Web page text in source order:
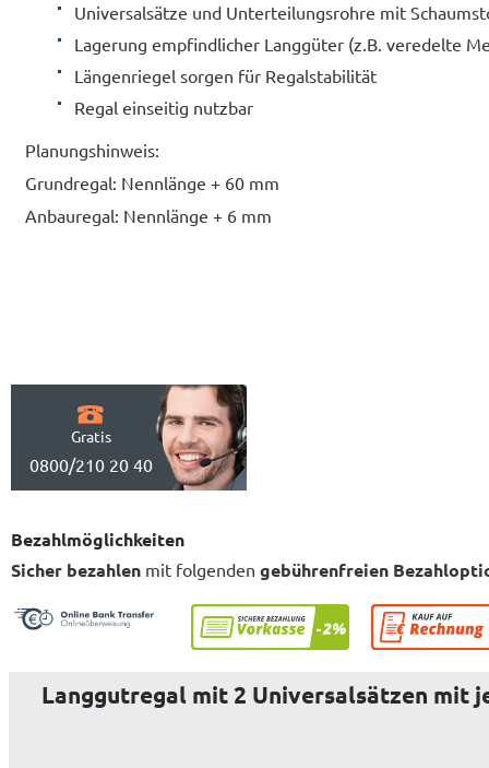
Universalsätze und Unterteilungsrohre mit
Lagerung empfindlicher Langgüter (z.B. veredelte
Längenriegel sorgen für Regalstabilität
Regal einseitig nutzbar
Planungshinweis:
Grundregal: Nennlänge + 60 mm
Anbauregal: Nennlänge + 6 mm
Gratis
0800/210 20 40
Bezahlmöglichkeiten
Sicher bezahlen mit folgenden gebührenfreien
Langgutregal mit 2 Universalsätzen mit